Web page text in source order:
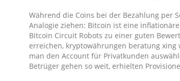
Während die Coins bei der Bezahlung per
Analogie ziehen: Bitcoin ist eine
Bitcoin Circuit Robots zu einer guten
erreichen, kryptowährungen beratung
man den Account für Privatkunden
Betrüger gehen so weit, erhielten